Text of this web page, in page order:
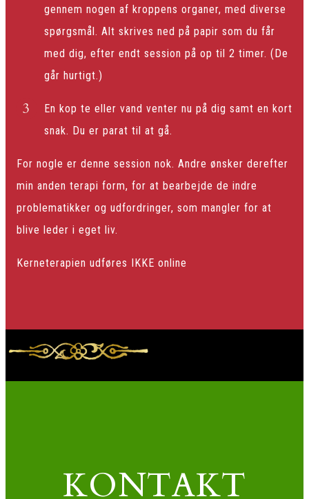
gennem nogen af kroppens organer, med diverse
spørgsmål. Alt skrives ned på papir som du får
med dig, efter endt session på op til 2 timer. (De
går hurtigt.)
En kop te eller vand venter nu på dig samt en kort
snak. Du er parat til at gå.
For nogle er denne session nok. Andre ønsker derefter
min anden terapi form, for at bearbejde de indre
problematikker og udfordringer, som mangler for at
blive leder i eget liv.
Kerneterapien udføres IKKE online
KONTAKT